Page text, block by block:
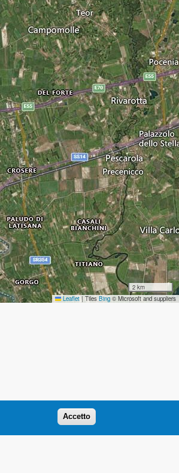
2 km
Leaflet | Tiles Bing © Microsoft and suppliers
Accetto